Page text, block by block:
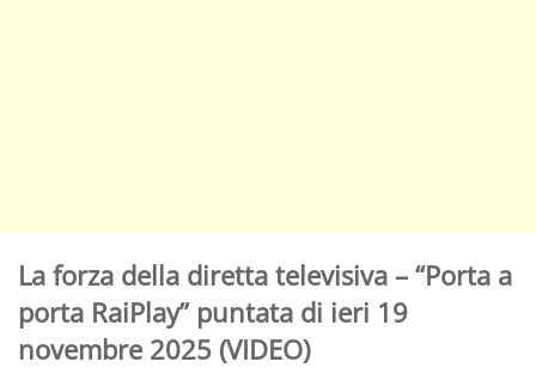
La forza della diretta televisiva – “Porta a
porta RaiPlay” puntata di ieri 19
novembre 2025 (VIDEO)